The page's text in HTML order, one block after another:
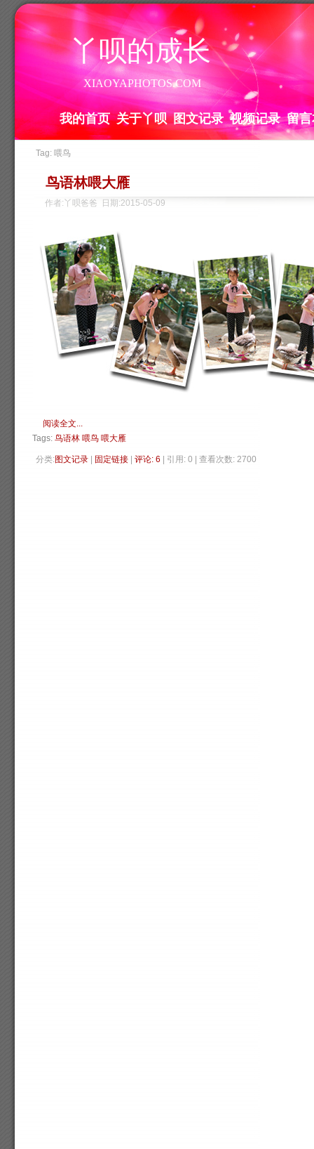
丫呗的成长
XIAOYAPHOTOS.COM
我的首页 关于丫呗 图文记录 视频记录 留
Tag: 喂鸟
鸟语林喂大雁
作者:丫呗爸爸 日期:2015-05-09
阅读全文...
Tags: 鸟语林 喂鸟 喂大雁
分类:图文记录 固定链接 评论: 6 | 引用: 0 | 查看次数: 2700